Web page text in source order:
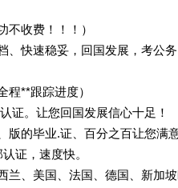
不收费！！！）
、快速稳妥，回国发展，考公务
程**跟踪进度）
证。让您回国发展信心十足！
的毕业.证、百分之百让您满意
证，速度快。
、美国、法国、德国、新加